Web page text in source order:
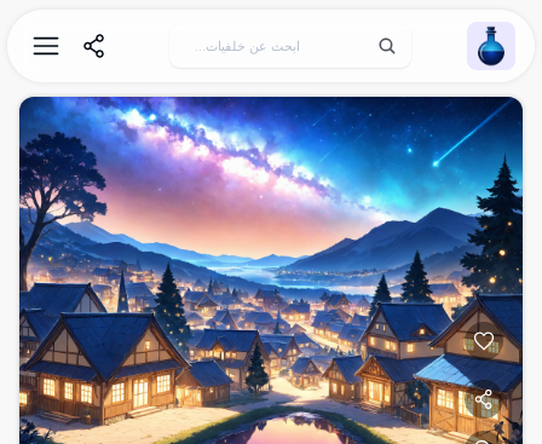
Wallpaper Alchemy